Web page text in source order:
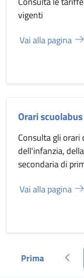
vigenti
Vai alla pagina
Orari scuolabus
Consulta gli orari
dell'infanzia,
secondaria di
Vai alla pagina
Pagina
Prima